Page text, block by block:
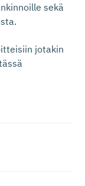
sekä
jotakin